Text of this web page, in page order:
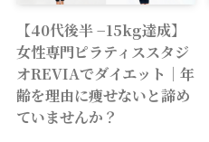
【40代後半 −15kg達成】
女性専門ピラティススタジ
オREVIAでダイエット｜年
齢を理由に痩せないと諦め
ていませんか？